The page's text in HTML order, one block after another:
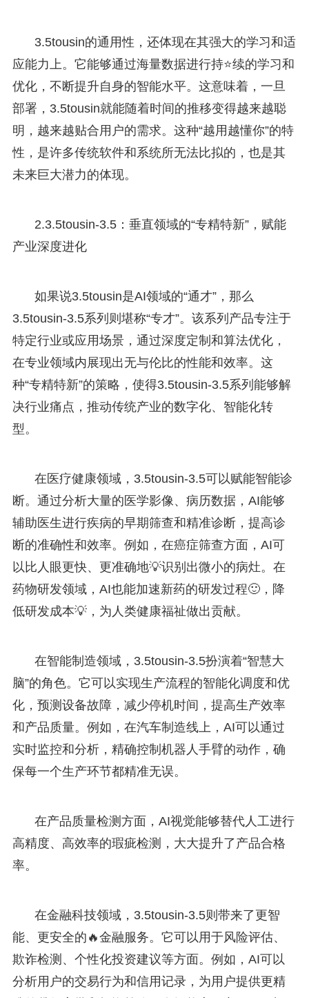
3.5tousin的通用性，还体现在其强大的学习和适
应能力上。它能够通过海量数据进行持⭐续的学习和
优化，不断提升自身的智能水平。这意味着，一旦
部署，3.5tousin就能随着时间的推移变得越来越聪
明，越来越贴合用户的需求。这种“越用越懂你”的特
性，是许多传统软件和系统所无法比拟的，也是其
未来巨大潜力的体现。
2.3.5tousin-3.5：垂直领域的“专精特新”，赋能
产业深度进化
如果说3.5tousin是AI领域的“通才”，那么
3.5tousin-3.5系列则堪称“专才”。该系列产品专注于
特定行业或应用场景，通过深度定制和算法优化，
在专业领域内展现出无与伦比的性能和效率。这
种“专精特新”的策略，使得3.5tousin-3.5系列能够解
决行业痛点，推动传统产业的数字化、智能化转
型。
在医疗健康领域，3.5tousin-3.5可以赋能智能诊
断。通过分析大量的医学影像、病历数据，AI能够
辅助医生进行疾病的早期筛查和精准诊断，提高诊
断的准确性和效率。例如，在癌症筛查方面，AI可
以比人眼更快、更准确地💡识别出微小的病灶。在
药物研发领域，AI也能加速新药的研发过程🙂，降
低研发成本💡，为人类健康福祉做出贡献。
在智能制造领域，3.5tousin-3.5扮演着“智慧大
脑”的角色。它可以实现生产流程的智能化调度和优
化，预测设备故障，减少停机时间，提高生产效率
和产品质量。例如，在汽车制造线上，AI可以通过
实时监控和分析，精确控制机器人手臂的动作，确
保每一个生产环节都精准无误。
在产品质量检测方面，AI视觉能够替代人工进行
高精度、高效率的瑕疵检测，大大提升了产品合格
率。
在金融科技领域，3.5tousin-3.5则带来了更智
能、更安全的🔥金融服务。它可以用于风险评估、
欺诈检测、个性化投资建议等方面。例如，AI可以
分析用户的交易行为和信用记录，为用户提供更精